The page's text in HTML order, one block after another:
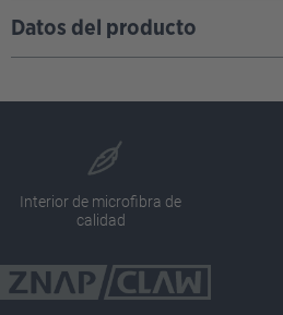
Datos del producto
Interior de microfibra de
calidad